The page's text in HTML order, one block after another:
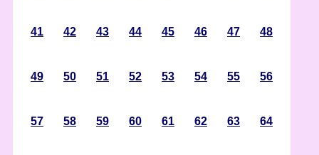
41 42 43 44 45 46 47 48
49 50 51 52 53 54 55 56
57 58 59 60 61 62 63 64